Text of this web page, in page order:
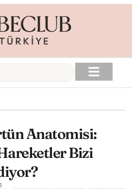
Anatomisi:
Bizi